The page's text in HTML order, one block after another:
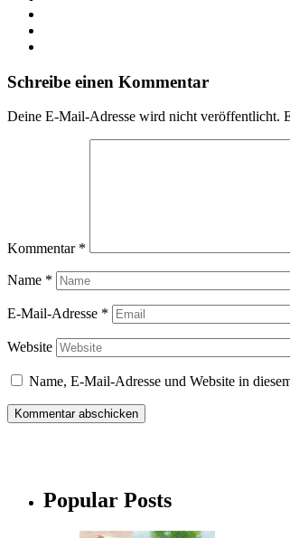
Schreibe einen Kommentar
Deine E-Mail-Adresse wird nicht veröffentlicht.
Kommentar *
Name *
E-Mail-Adresse *
Website
Name, E-Mail-Adresse und Website in
Popular Posts